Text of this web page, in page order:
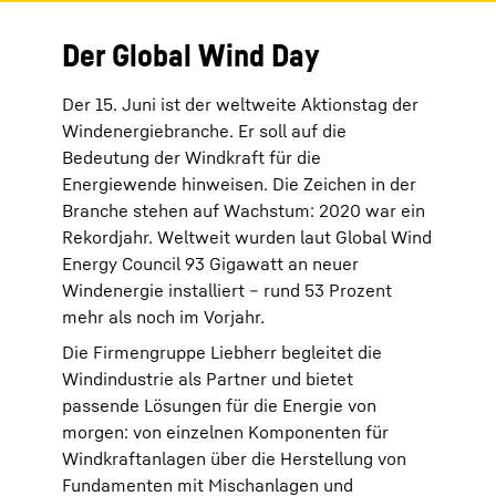
Der Global Wind Day
Der 15. Juni ist der weltweite Aktionstag der
Windenergiebranche. Er soll auf die
Bedeutung der Windkraft für die
Energiewende hinweisen. Die Zeichen in der
Branche stehen auf Wachstum: 2020 war ein
Rekordjahr. Weltweit wurden laut Global Wind
Energy Council 93 Gigawatt an neuer
Windenergie installiert – rund 53 Prozent
mehr als noch im Vorjahr.
Die Firmengruppe Liebherr begleitet die
Windindustrie als Partner und bietet
passende Lösungen für die Energie von
morgen: von einzelnen Komponenten für
Windkraftanlagen über die Herstellung von
Fundamenten mit Mischanlagen und